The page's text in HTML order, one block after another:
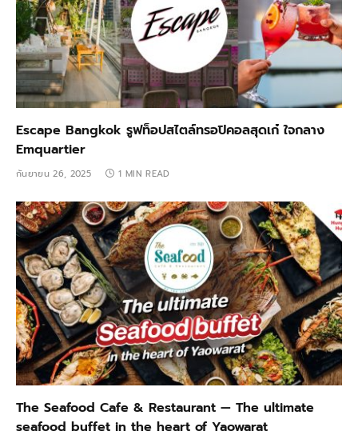
Escape Bangkok รูฟท็อปสไตล์ทรอปิคอลสุดเก๋ ใจกลาง
Emquartier
กันยายน 26, 2025 1 MIN READ
The Seafood Cafe & Restaurant — The ultimate
seafood buffet in the heart of Yaowarat